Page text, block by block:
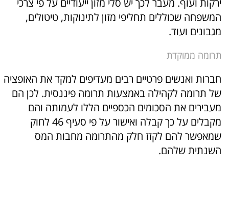
ירקות ועוף. מעבר לכך יש סלי מזון ייעודיים על פי צרכי
המשפחה שכוללים תחליפי מזון לתינוקות, טיטולים,
מגבונים ועוד.
תרומה ממוקדת
חברות ואנשים פרטיים רבים מעדיפים למקד את האופציה
של תרומה לקהילה באמצעות תרומה פיננסית. לכן הם
מעבירים את הסכומים הכספיים הללו לעמותה והם
מקבלים על כך קבלה ואישור על פי סעיף 46 לחוק
שמאפשר להם לקזז חלק מהתרומה מחבות המס
השנתית שלהם.